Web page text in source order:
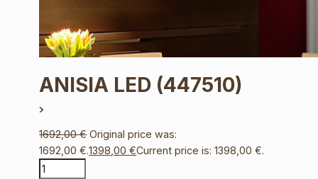
ANISIA LED (447510)
1692,00€ Original price was:
1692,00 €.1398,00€Current price is: 1398,00 €.